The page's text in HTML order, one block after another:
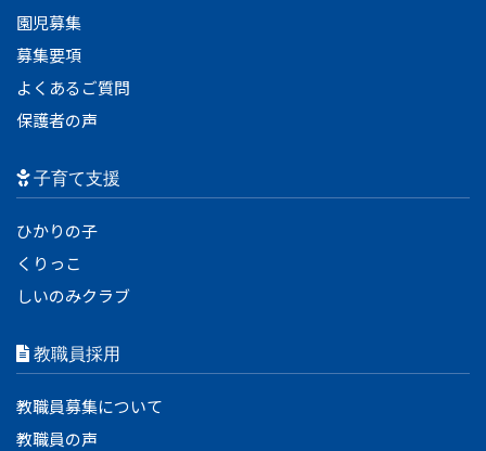
園児募集
募集要項
よくあるご質問
保護者の声
子育て支援
ひかりの子
くりっこ
しいのみクラブ
教職員採用
教職員募集について
教職員の声